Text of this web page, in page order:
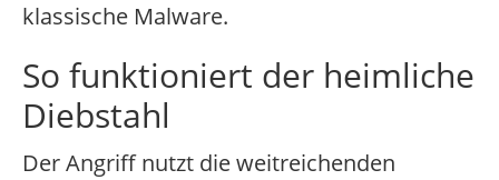
klassische Malware.
So funktioniert der heimliche
Diebstahl
Der Angriff nutzt die weitreichenden